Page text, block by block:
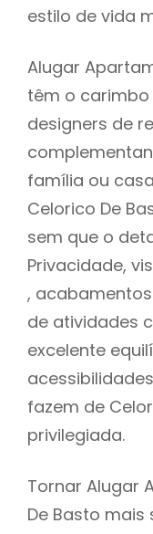
estilo de vida
Alugar
têm o
designers de
família ou
Celorico De
sem que o
Privacidade,
,
de atividades
excelente
fazem de
privilegiada.
Tornar Alugar
De Basto